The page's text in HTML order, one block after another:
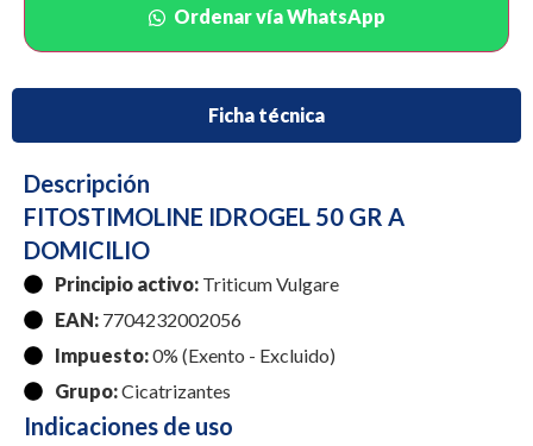
Ordenar vía WhatsApp
Ficha técnica
Descripción
FITOSTIMOLINE IDROGEL 50 GR A
DOMICILIO
Principio activo: Triticum Vulgare
EAN: 7704232002056
Impuesto:0% (Exento - Excluido)
Grupo:Cicatrizantes
Indicaciones de uso